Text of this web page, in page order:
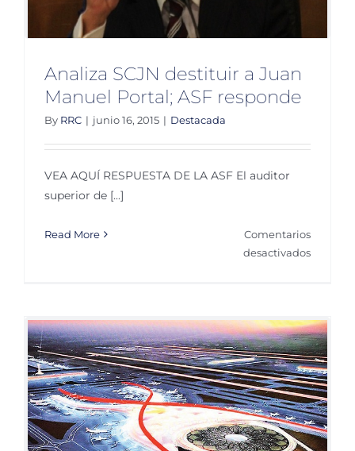
Analiza SCJN destituir a Juan
Manuel Portal; ASF responde
By RRC | junio 16, 2015 | Destacada
VEA AQUÍ RESPUESTA DE LA ASF El auditor
superior de [...]
Read More
Comentarios
desactivadosen
a
Juan
Manuel
Portal;
ASF